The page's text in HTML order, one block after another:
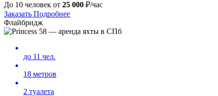
До 10 человек от 25 000 ₽/час
Заказать Подробнее
Флайбридж
до 11 чел.
18 метров
2 туалета